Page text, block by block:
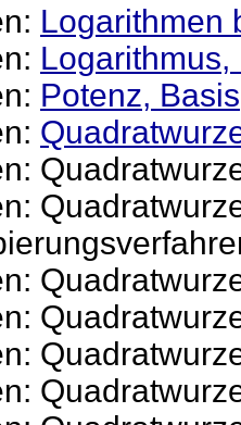
Logarithmen
Potenz,